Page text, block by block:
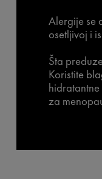
Alergije se
osetljivoj i
Šta
Koristite
za